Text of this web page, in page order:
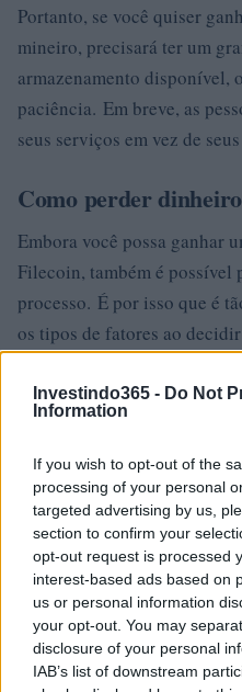
Investindo365 - Do Not
Information
If you wish to opt-out of the
processing of your personal
targeted advertising by us,
section to confirm your
opt-out request is processed
interest-based ads based on
us or personal information
your opt-out. You may
disclosure of your personal
IAB’s list of downstream
Portanto, se você quiser
mineiro, precisará ter um
armazenamento disponível,
paciência. Em breve, as
seus serviços em vez de
Como perder
Embora você possa ganhar
Filecoin, também é possível
processo. É por isso que é
os tipos de fatores ao
Uma das coisas mais
perguntar antes de fazer
Lembre-se de que investir
seu dinheiro, portanto,
cuidadosamente em quais
Dito isso, aqui estão
com Filecoin e como